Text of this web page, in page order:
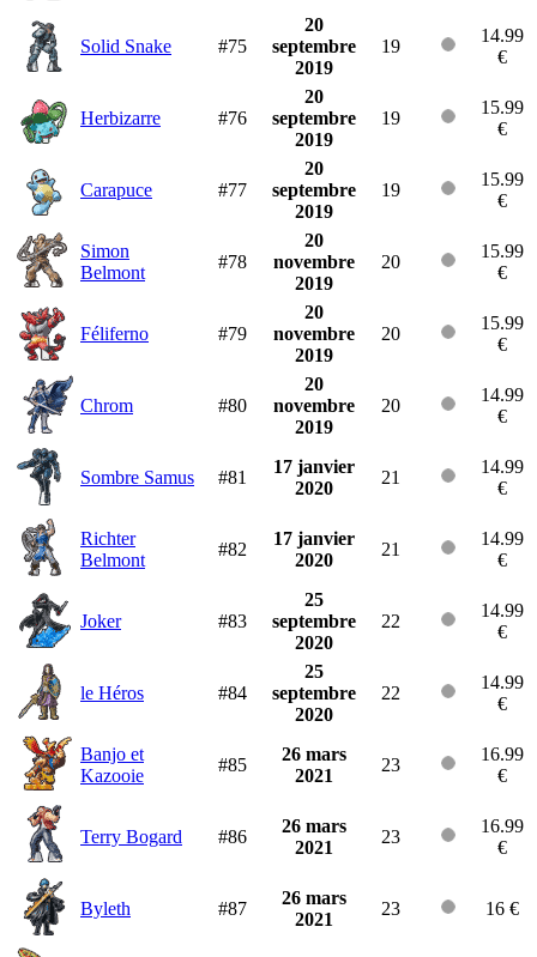
Solid Snake #75
20
septembre
2019
19
14.99
€
Herbizarre #76
20
septembre
2019
19
15.99
€
Carapuce #77
20
septembre
2019
19
15.99
€
Simon
Belmont
#78
20
novembre
2019
20
15.99
€
Féliferno #79
20
novembre
2019
20
15.99
€
Chrom #80
20
novembre
2019
20
14.99
€
Sombre Samus #81
17 janvier
2020
21
14.99
€
Richter
Belmont
#82
17 janvier
2020
21
14.99
€
Joker #83
25
septembre
2020
22
14.99
€
le Héros #84
25
septembre
2020
22
14.99
€
Banjo et
Kazooie
#85
26 mars
2021
23
16.99
€
Terry Bogard #86
26 mars
2021
23
16.99
€
Byleth #87
26 mars
2021
23 16 €